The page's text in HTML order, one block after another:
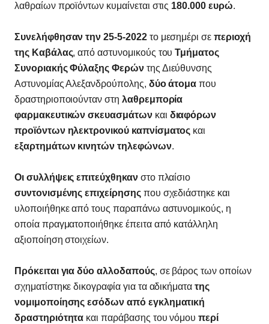
λαθραίων προϊόντων κυμαίνεται στις 180.000 ευρώ.
Συνελήφθησαν την 25-5-2022το μεσημέρι σε περιοχή
της Καβάλας, από αστυνομικούς τουΤμήματος
Συνοριακής Φύλαξης Φερών της Διεύθυνσης
Αστυνομίας Αλεξανδρούπολης, δύο άτομαπου
δραστηριοποιούνταν στη λαθρεμπορία
φαρμακευτικών σκευασμάτωνκαι διαφόρων
προϊόντων ηλεκτρονικού καπνίσματος και
εξαρτημάτων κινητών τηλεφώνων.
Οι συλλήψεις επιτεύχθηκανστο πλαίσιο
συντονισμένης επιχείρησηςπου σχεδιάστηκε και
υλοποιήθηκε από τους παραπάνω αστυνομικούς, η
οποία πραγματοποιήθηκε έπειτα από κατάλληλη
αξιοποίηση στοιχείων.
Πρόκειται για δύο αλλοδαπούς, σε βάρος των οποίων
σχηματίστηκε δικογραφία για τα αδικήματατης
νομιμοποίησης εσόδων από εγκληματική
δραστηριότητα και παράβασης του νόμουπερί